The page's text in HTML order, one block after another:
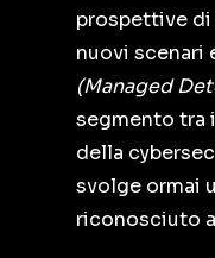
prospettive
nuovi scenari
(Managed
segmento tra
della
svolge ormai
riconosciuto